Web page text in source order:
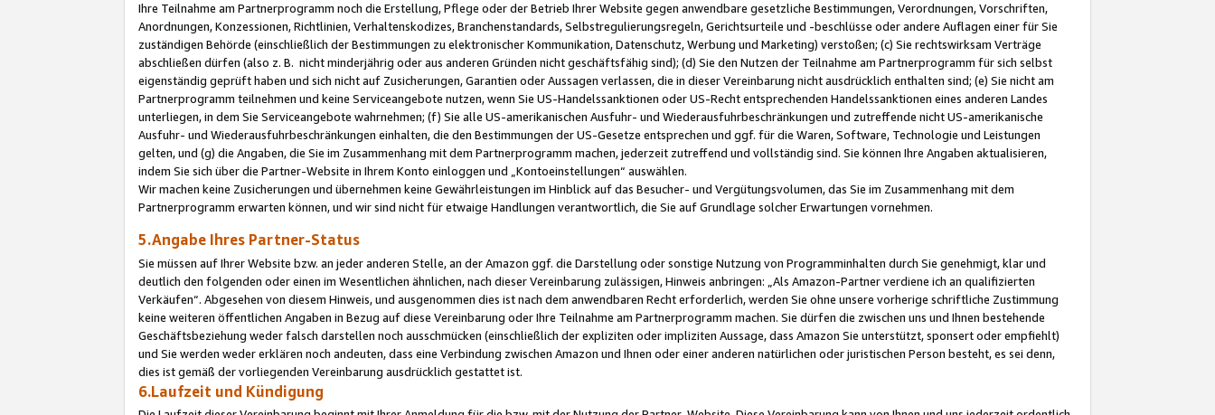
Ihre Teilnahme am Partnerprogramm noch die Erstellung, Pflege oder der Betrieb Ihrer Website gegen anwendbare gesetzliche Bestimmungen, Verordnungen, Vorschriften,
Anordnungen, Konzessionen, Richtlinien, Verhaltenskodizes, Branchenstandards, Selbstregulierungsregeln, Gerichtsurteile und -beschlüsse oder andere Auflagen einer für Sie
zuständigen Behörde (einschließlich der Bestimmungen zu elektronischer Kommunikation, Datenschutz, Werbung und Marketing) verstoßen; (c) Sie rechtswirksam Verträge
abschließen dürfen (also z. B. nicht minderjährig oder aus anderen Gründen nicht geschäftsfähig sind); (d) Sie den Nutzen der Teilnahme am Partnerprogramm für sich selbst
eigenständig geprüft haben und sich nicht auf Zusicherungen, Garantien oder Aussagen verlassen, die in dieser Vereinbarung nicht ausdrücklich enthalten sind; (e) Sie nicht am
Partnerprogramm teilnehmen und keine Serviceangebote nutzen, wenn Sie US-Handelssanktionen oder US-Recht entsprechenden Handelssanktionen eines anderen Landes
unterliegen, in dem Sie Serviceangebote wahrnehmen; (f) Sie alle US-amerikanischen Ausfuhr- und Wiederausfuhrbeschränkungen und zutreffende nicht US-amerikanische
Ausfuhr- und Wiederausfuhrbeschränkungen einhalten, die den Bestimmungen der US-Gesetze entsprechen und ggf. für die Waren, Software, Technologie und Leistungen
gelten, und (g) die Angaben, die Sie im Zusammenhang mit dem Partnerprogramm machen, jederzeit zutreffend und vollständig sind. Sie können Ihre Angaben aktualisieren,
indem Sie sich über die Partner-Website in Ihrem Konto einloggen und „Kontoeinstellungen“ auswählen.
Wir machen keine Zusicherungen und übernehmen keine Gewährleistungen im Hinblick auf das Besucher- und Vergütungsvolumen, das Sie im Zusammenhang mit dem
Partnerprogramm erwarten können, und wir sind nicht für etwaige Handlungen verantwortlich, die Sie auf Grundlage solcher Erwartungen vornehmen.
5.Angabe Ihres Partner-Status
Sie müssen auf Ihrer Website bzw. an jeder anderen Stelle, an der Amazon ggf. die Darstellung oder sonstige Nutzung von Programminhalten durch Sie genehmigt, klar und
deutlich den folgenden oder einen im Wesentlichen ähnlichen, nach dieser Vereinbarung zulässigen, Hinweis anbringen: „Als Amazon-Partner verdiene ich an qualifizierten
Verkäufen“. Abgesehen von diesem Hinweis, und ausgenommen dies ist nach dem anwendbaren Recht erforderlich, werden Sie ohne unsere vorherige schriftliche Zustimmung
keine weiteren öffentlichen Angaben in Bezug auf diese Vereinbarung oder Ihre Teilnahme am Partnerprogramm machen. Sie dürfen die zwischen uns und Ihnen bestehende
Geschäftsbeziehung weder falsch darstellen noch ausschmücken (einschließlich der expliziten oder impliziten Aussage, dass Amazon Sie unterstützt, sponsert oder empfiehlt)
und Sie werden weder erklären noch andeuten, dass eine Verbindung zwischen Amazon und Ihnen oder einer anderen natürlichen oder juristischen Person besteht, es sei denn,
dies ist gemäß der vorliegenden Vereinbarung ausdrücklich gestattet ist.
6.Laufzeit und Kündigung